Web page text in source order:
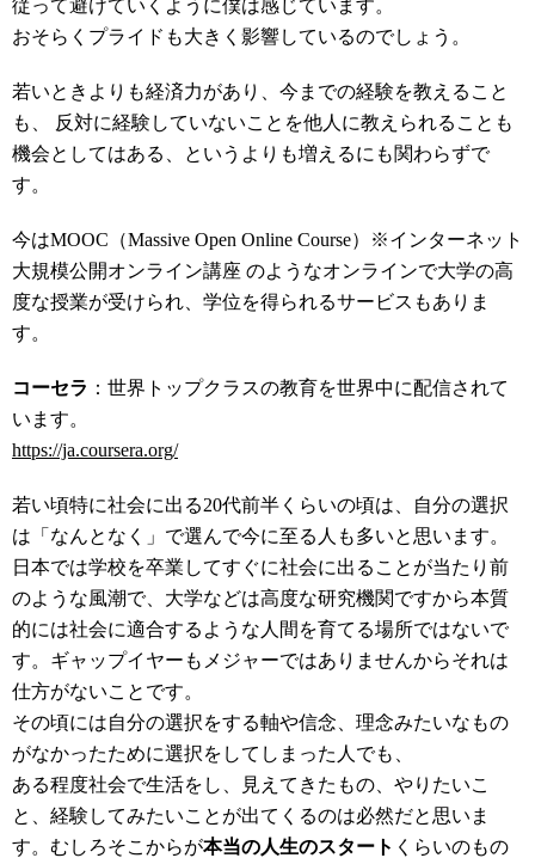
従って避けていくように僕は感じています。
おそらくプライドも大きく影響しているのでしょう。
若いときよりも経済力があり、今までの経験を教えること
も、 反対に経験していないことを他人に教えられることも
機会としてはある、というよりも増えるにも関わらずで
す。
今はMOOC（Massive Open Online Course）※インターネット
大規模公開オンライン講座 のようなオンラインで大学の高
度な授業が受けられ、学位を得られるサービスもありま
す。
コーセラ ：世界トップクラスの教育を世界中に配信されて
います。
https://ja.coursera.org/
若い頃特に社会に出る20代前半くらいの頃は、自分の選択
は「なんとなく」で選んで今に至る人も多いと思います。
日本では学校を卒業してすぐに社会に出ることが当たり前
のような風潮で、大学などは高度な研究機関ですから本質
的には社会に適合するような人間を育てる場所ではないで
す。ギャップイヤーもメジャーではありませんからそれは
仕方がないことです。
その頃には自分の選択をする軸や信念、理念みたいなもの
がなかったために選択をしてしまった人でも、
ある程度社会で生活をし、見えてきたもの、やりたいこ
と、経験してみたいことが出てくるのは必然だと思いま
す。むしろそこからが本当の人生のスタート くらいのもの